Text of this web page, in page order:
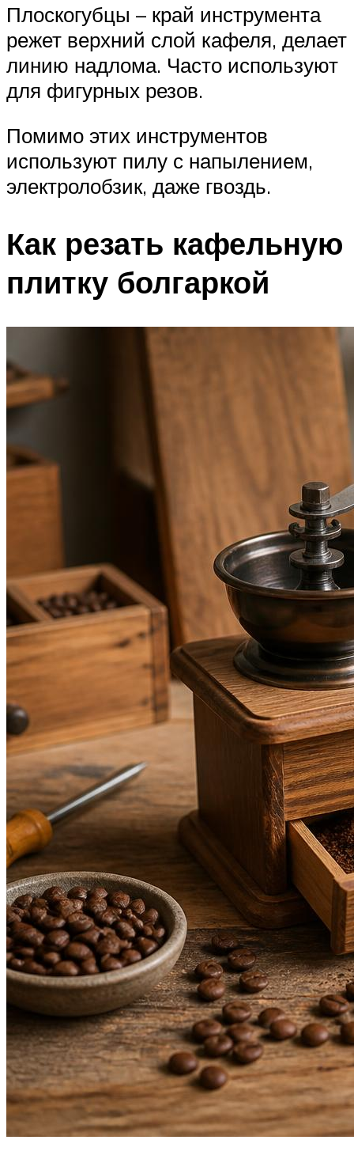
Плоскогубцы – край инструмента
режет верхний слой кафеля, делает
линию надлома. Часто используют
для фигурных резов.
Помимо этих инструментов
используют пилу с напылением,
электролобзик, даже гвоздь.
Как резать кафельную
плитку болгаркой